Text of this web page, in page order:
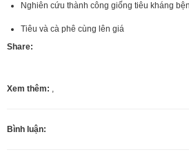
Nghiên cứu thành công giống tiêu kháng
Tiêu và cà phê cùng lên giá
Share:
Xem thêm: ,
Bình luận: